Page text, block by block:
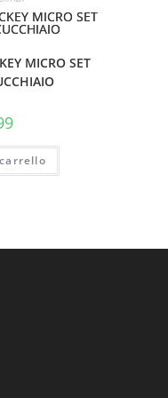
MICRO SET